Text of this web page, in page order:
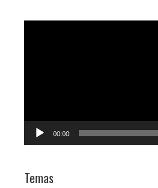
00:00
Temas